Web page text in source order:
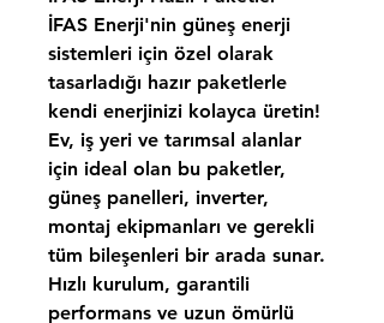
İFAS Enerji'nin güneş enerji
sistemleri için özel olarak
tasarladığı hazır paketlerle
kendi enerjinizi kolayca üretin!
Ev, iş yeri ve tarımsal alanlar
için ideal olan bu paketler,
güneş panelleri, inverter,
montaj ekipmanları ve gerekli
tüm bileşenleri bir arada sunar.
Hızlı kurulum, garantili
performans ve uzun ömürlü